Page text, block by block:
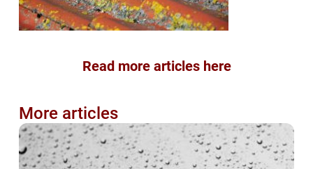
Read more articles here
More articles